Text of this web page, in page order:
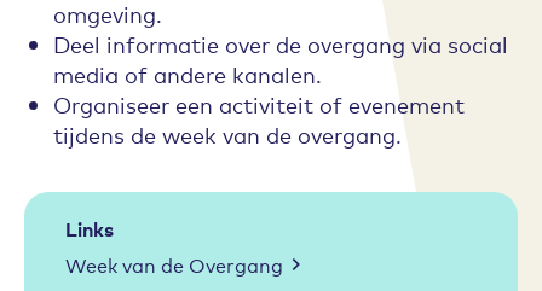
omgeving.
Deel informatie over de overgang via social
media of andere kanalen.
Organiseer een activiteit of evenement
tijdens de week van de overgang.
Links
Week van de Overgang